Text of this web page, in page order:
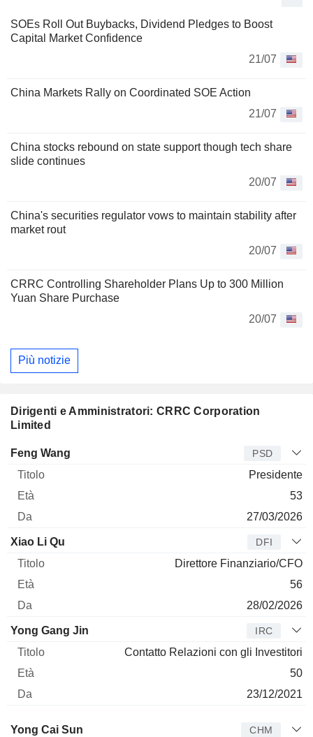
SOEs Roll Out Buybacks, Dividend Pledges to Boost
Capital Market Confidence
21/07
China Markets Rally on Coordinated SOE Action
21/07
China stocks rebound on state support though tech share
slide continues
20/07
China's securities regulator vows to maintain stability after
market rout
20/07
CRRC Controlling Shareholder Plans Up to 300 Million
Yuan Share Purchase
20/07
Più notizie
Dirigenti e Amministratori: CRRC Corporation
Limited
Manager Titolo
Feng Wang PSD
Presidente
53
27/03/2026
Xiao Li Qu DFI
Direttore Finanziario/CFO
56
28/02/2026
Yong Gang Jin IRC
Contatto Relazioni con gli Investitori
50
23/12/2021
Amministratore
Yong Cai Sun CHM